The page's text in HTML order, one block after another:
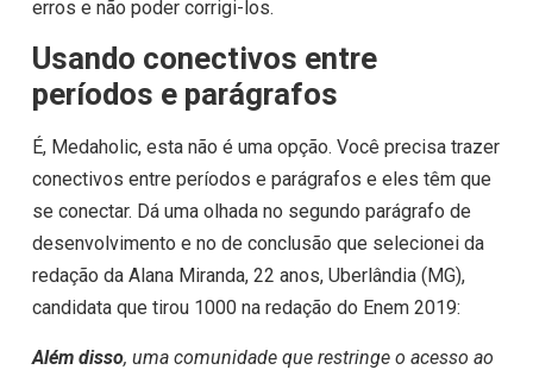
erros e não poder corrigi-los.
Usando conectivos entre
períodos e parágrafos
É, Medaholic, esta não é uma opção. Você precisa trazer
conectivos entre períodos e parágrafos e eles têm que
se conectar. Dá uma olhada no segundo parágrafo de
desenvolvimento e no de conclusão que selecionei da
redação da Alana Miranda, 22 anos, Uberlândia (MG),
candidata que tirou 1000 na redação do Enem 2019:
Além disso, uma comunidade que restringe o acesso ao